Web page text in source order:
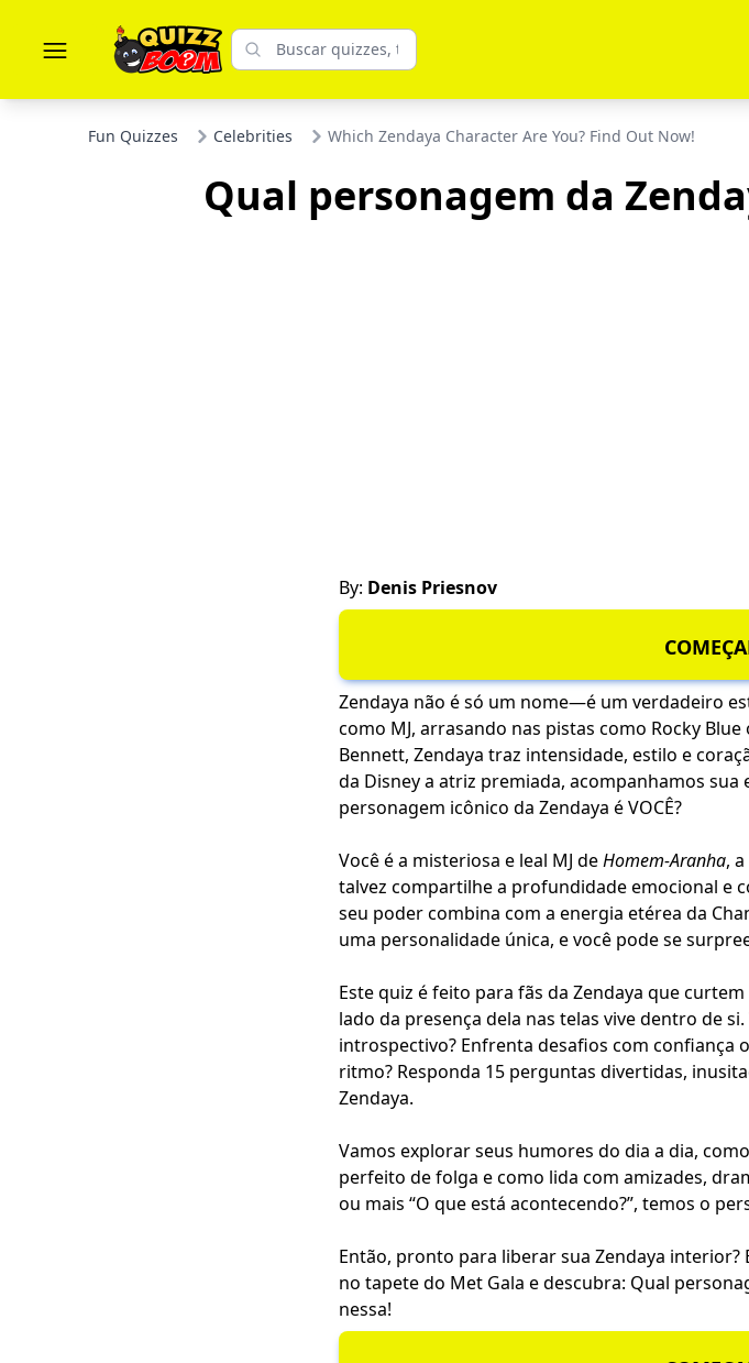
Fun Quizzes Celebrities Which Zendaya Character Are You? Find Out Now!
Qual personagem da
By: Denis Priesnov
Zendaya não é só um nome—é um verdadeiro
como MJ, arrasando nas pistas como Rocky
Bennett, Zendaya traz intensidade, estilo e
da Disney a atriz premiada, acompanhamos sua
personagem icônico da Zendaya é VOCÊ?
Você é a misteriosa e leal MJ deHomem-Aranha,
talvez compartilhe a profundidade emocional e
seu poder combina com a energia etérea da
uma personalidade única, e você pode se
Este quiz é feito para fãs da Zendaya que
lado da presença dela nas telas vive dentro de
introspectivo? Enfrenta desafios com
ritmo? Responda 15 perguntas divertidas,
Zendaya.
Vamos explorar seus humores do dia a dia,
perfeito de folga e como lida com amizades,
ou mais “O que está acontecendo?”, temos o
Então, pronto para liberar sua Zendaya
no tapete do Met Gala e descubra: Qual
nessa!